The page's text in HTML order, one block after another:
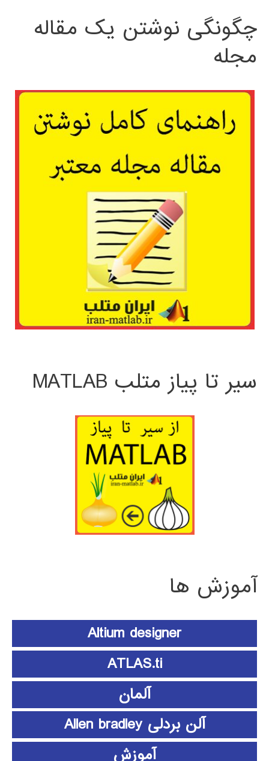
چگونگی نوشتن یک مقاله
مجله
سیر تا پیاز متلب MATLAB
آموزش ها
Altium designer
ATLAS.ti
آلمان
آلن بردلی Allen bradley
آموزش